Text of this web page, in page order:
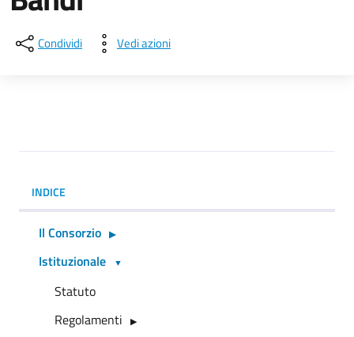
Condividi Vedi azioni
INDICE
Il Consorzio
Istituzionale
Statuto
Regolamenti